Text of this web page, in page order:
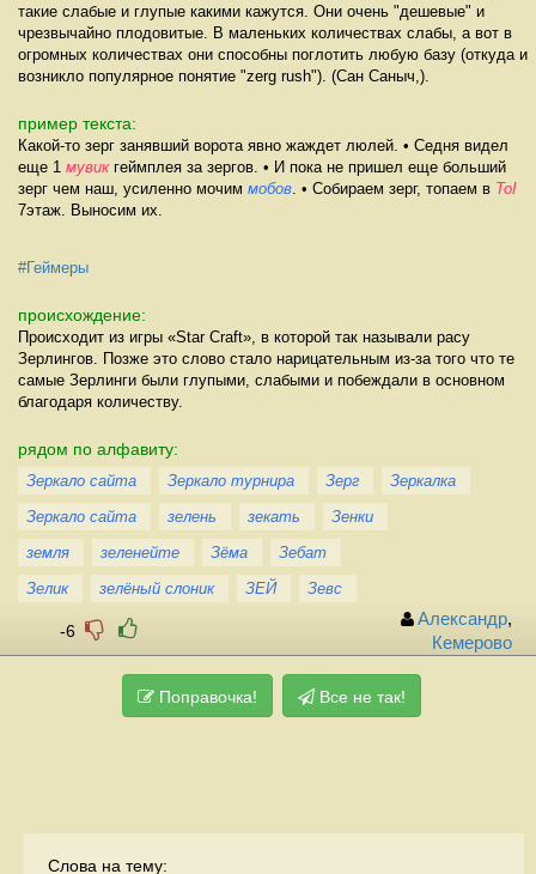
такие слабые и глупые какими кажутся. Они очень "дешевые" и
чрезвычайно плодовитые. В маленьких количествах слабы, а вот в
огромных количествах они способны поглотить любую базу (откуда и
возникло популярное понятие "zerg rush"). (Сан Саныч,).
пример текста:
Какой-то зерг занявший ворота явно жаждет люлей. • Седня видел
еще 1 мувикгеймплея за зергов. • И пока не пришел еще больший
зерг чем наш, усиленно мочим мобов . • Собираем зерг, топаем в ToI
7этаж. Выносим их.
#Геймеры
происхождение:
Происходит из игры «Star Craft», в которой так называли расу
Зерлингов. Позже это слово стало нарицательным из-за того что те
самые Зерлинги были глупыми, слабыми и побеждали в основном
благодаря количеству.
рядом по алфавиту:
Зеркало сайта Зеркало турнира Зерг
Зеркалка
Зеркало сайта
зелень зекать
Зенки
земля
зеленейте Зёма
Зебат
Зелик
зелёный слоник ЗЕЙ Зевс
-6
Александр,
Кемерово
Поправочка! Все не так!
Слова на тему: